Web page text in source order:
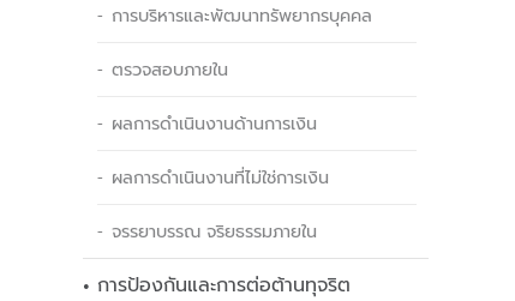
การบริหารและพัฒนาทรัพยากรบุคคล
ตรวจสอบภายใน
ผลการดำเนินงานด้านการเงิน
ผลการดำเนินงานที่ไม่ใช่การเงิน
จรรยาบรรณ จริยธรรมภายใน
การป้องกันและการต่อต้านทุจริต